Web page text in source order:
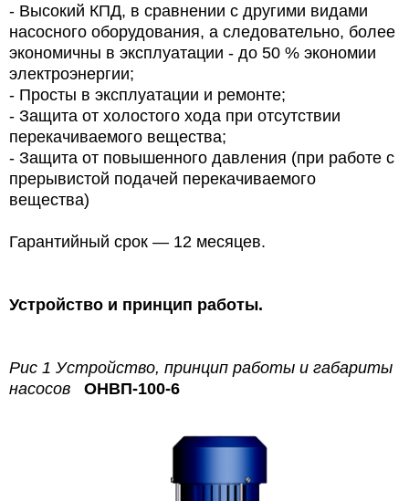
- Высокий КПД, в сравнении с другими видами
насосного оборудования, а следовательно, более
экономичны в эксплуатации - до 50 % экономии
электроэнергии;
- Просты в эксплуатации и ремонте;
- Защита от холостого хода при отсутствии
перекачиваемого вещества;
- Защита от повышенного давления (при работе с
прерывистой подачей перекачиваемого
вещества)
Гарантийный срок — 12 месяцев.
Устройство и принцип работы.
Рис 1 Устройство, принцип работы и габариты
насосов ОНВП-100-6